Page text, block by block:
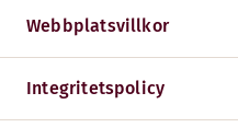
Webbplatsvillkor
Integritetspolicy